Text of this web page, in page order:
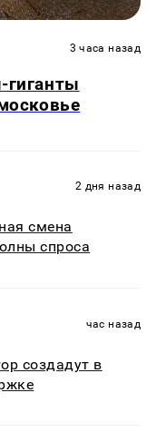
3 часа назад
2 дня назад
смена
спроса
час назад
создадут в